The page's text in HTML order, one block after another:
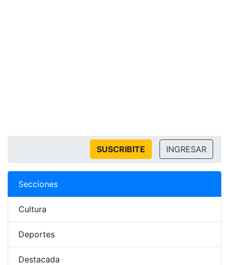
SUSCRIBITE INGRESAR
Secciones
Cultura
Deportes
Destacada